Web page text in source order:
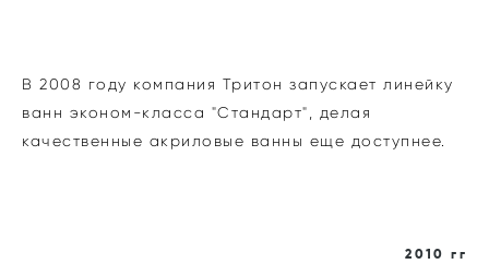
В 2008 году компания Тритон запускает линейку
ванн эконом-класса "Стандарт", делая
качественные акриловые ванны еще доступнее.
2010 гг